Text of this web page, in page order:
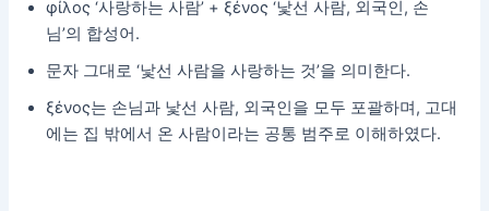
φίλος ‘사랑하는 사람’ + ξένος ‘낯선 사람, 외국인, 손
님’의 합성어.
문자 그대로 ‘낯선 사람을 사랑하는 것’을 의미한다.
ξένος는 손님과 낯선 사람, 외국인을 모두 포괄하며, 고대
에는 집 밖에서 온 사람이라는 공통 범주로 이해하였다.